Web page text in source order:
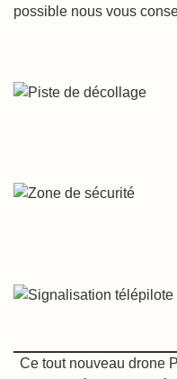
possible nous vous
Ce tout nouveau drone